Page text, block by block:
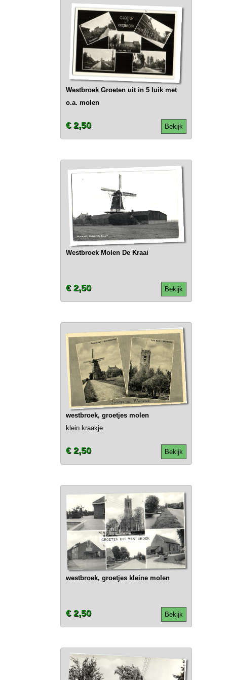
Westbroek Groeten uit in 5 luik met
o.a. molen
Bekijk
€ 2,50
Westbroek Molen De Kraai
Bekijk
€ 2,50
westbroek, groetjes molen
klein kraakje
Bekijk
€ 2,50
westbroek, groetjes kleine molen
Bekijk
€ 2,50